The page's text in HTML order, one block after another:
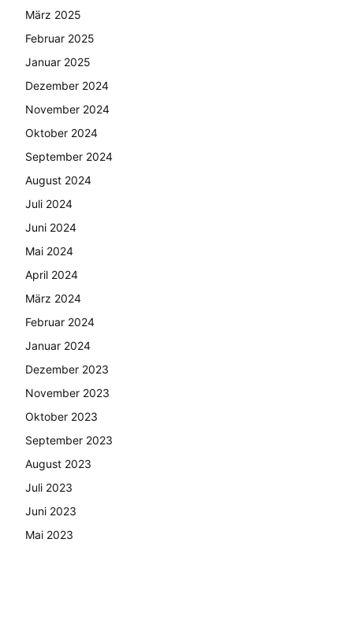
März 2025
Februar 2025
Januar 2025
Dezember 2024
November 2024
Oktober 2024
September 2024
August 2024
Juli 2024
Juni 2024
Mai 2024
April 2024
März 2024
Februar 2024
Januar 2024
Dezember 2023
November 2023
Oktober 2023
September 2023
August 2023
Juli 2023
Juni 2023
Mai 2023